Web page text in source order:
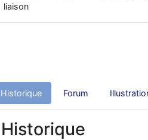
liaison
Historique Forum
Historique